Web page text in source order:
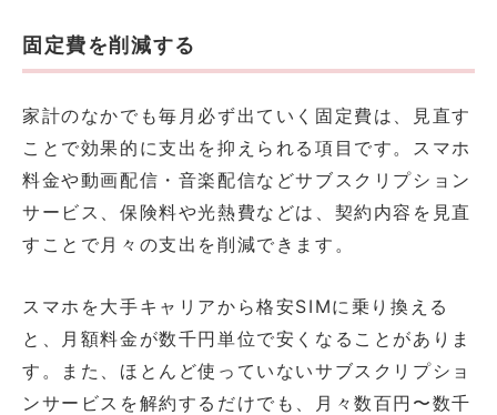
固定費を削減する
家計のなかでも毎月必ず出ていく固定費は、見直す
ことで効果的に支出を抑えられる項目です。スマホ
料金や動画配信・音楽配信などサブスクリプション
サービス、保険料や光熱費などは、契約内容を見直
すことで月々の支出を削減できます。
スマホを大手キャリアから格安SIMに乗り換える
と、月額料金が数千円単位で安くなることがありま
す。また、ほとんど使っていないサブスクリプショ
ンサービスを解約するだけでも、月々数百円〜数千